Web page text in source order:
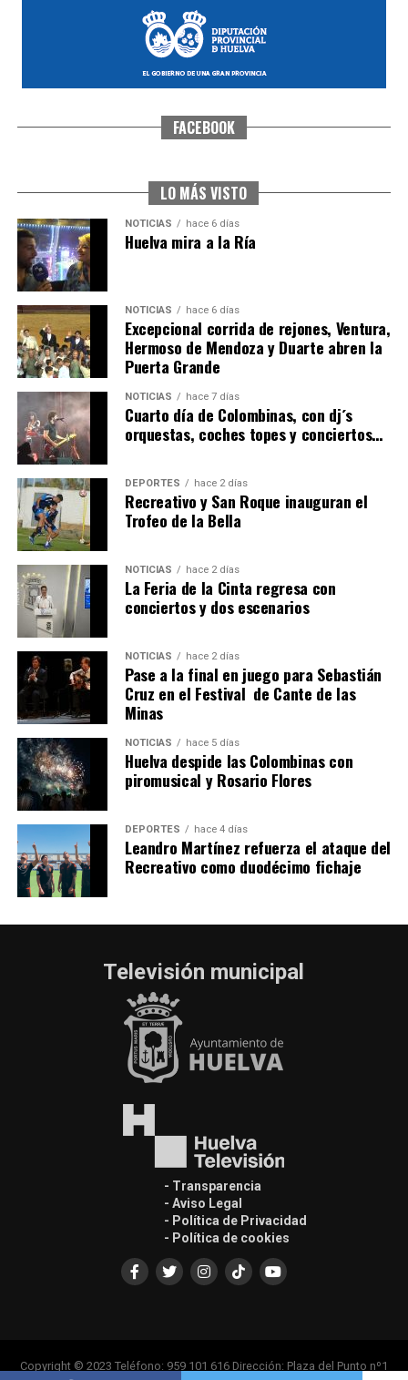
CUARTA CORRIDA DE LAS FIESTAS COLOMBINAS
4º DÍA DE LAS FIESTAS COLOMBINAS 2026
hace 1 semana ·Huelvatv
SEXTA CORRIDA DE LAS FIESTAS COLOMBINAS
2026
hace 5 días· Huelvatv
FACEBOOK
LO MÁS VISTO
NOTICIAS hace 6 días
Huelva mira a la Ría
NOTICIAS hace 6 días
Excepcional corrida de rejones, Ventura,
Hermoso de Mendoza y Duarte abren la
Puerta Grande
NOTICIAS hace 7 días
Cuarto día de Colombinas, con dj´s
orquestas, coches topes y conciertos…
DEPORTES hace 2 días
Recreativo y San Roque inauguran el
Trofeo de la Bella
NOTICIAS hace 2 días
La Feria de la Cinta regresa con
conciertos y dos escenarios
NOTICIAS hace 2 días
Pase a la final en juego para Sebastián
Cruz en el Festival de Cante de las
Minas
NOTICIAS hace 5 días
Huelva despide las Colombinas con
piromusical y Rosario Flores
DEPORTES hace 4 días
Leandro Martínez refuerza el ataque del
Recreativo como duodécimo fichaje
Televisión municipal
- Transparencia
- Aviso Legal
- Política de Privacidad
- Política de cookies
Copyright © 2023 Teléfono: 959 101 616 Dirección: Plaza del Punto nº1